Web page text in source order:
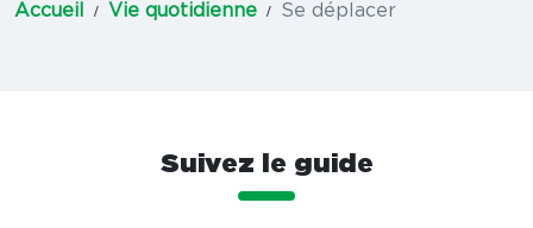
Accueil Vie quotidienne Se déplacer
Suivez le guide